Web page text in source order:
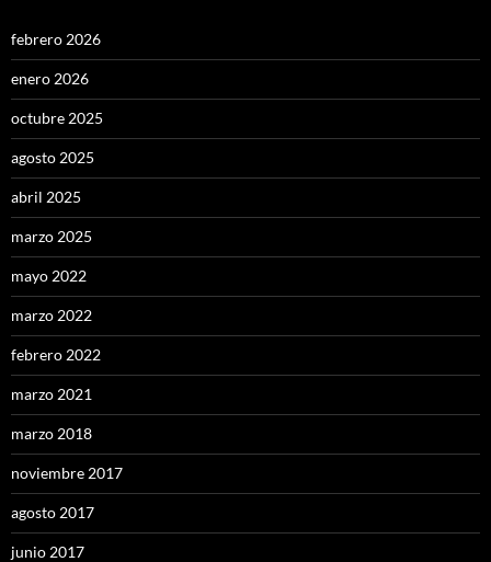
febrero 2026
enero 2026
octubre 2025
agosto 2025
abril 2025
marzo 2025
mayo 2022
marzo 2022
febrero 2022
marzo 2021
marzo 2018
noviembre 2017
agosto 2017
junio 2017